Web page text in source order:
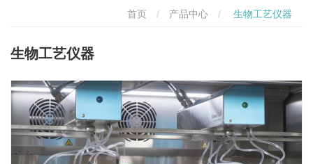
首页 产品中心 生物工艺仪器
生物工艺仪器